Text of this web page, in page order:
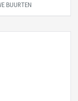
BUURTEN